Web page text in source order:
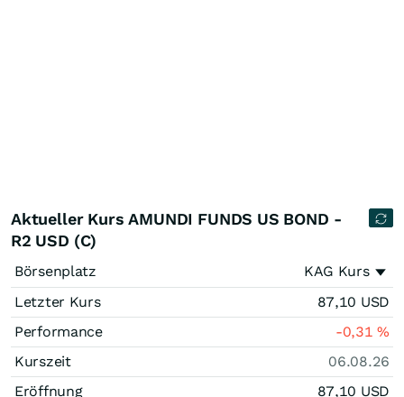
Aktueller Kurs AMUNDI FUNDS US BOND -
R2 USD (C)
Börsenplatz
KAG Kurs
Letzter Kurs
87,10 USD
Performance
-0,31%
Kurszeit
06.08.26
Eröffnung
87,10 USD